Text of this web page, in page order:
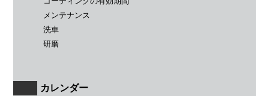
メンテナンス
洗車
研磨
カレンダー